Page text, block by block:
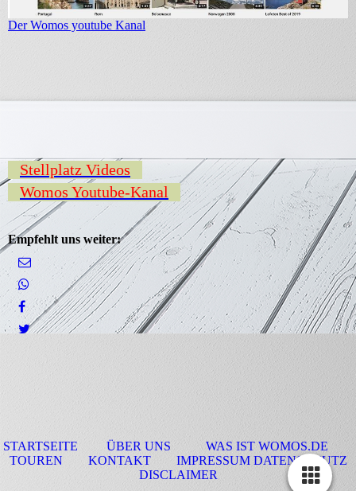
Der Womos youtube Kanal
Stellplatz Videos
Womos Youtube-Kanal
Empfehlt uns weiter:
STARTSEITE ÜBER UNS WAS IST WOMOS.DE
TOUREN KONTAKT IMPRESSUM DATENSCHUTZ
DISCLAIMER